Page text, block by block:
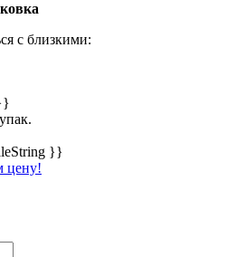
с близкими:
}}
цену!